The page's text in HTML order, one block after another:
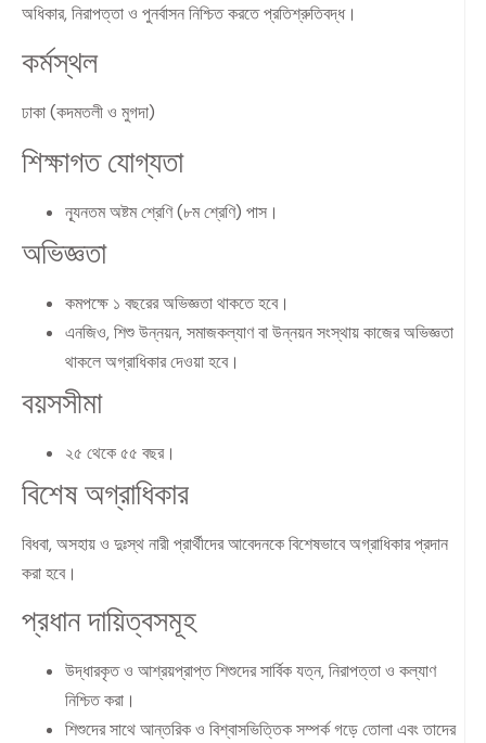
অধিকার, নিরাপত্তা ও পুনর্বাসন নিশ্চিত করতে প্রতিশ্রুতিবদ্ধ।
কর্মস্থল
ঢাকা (কদমতলী ও মুগদা)
শিক্ষাগত যোগ্যতা
ন্যূনতম অষ্টম শ্রেণি (৮ম শ্রেণি) পাস।
অভিজ্ঞতা
কমপক্ষে ১ বছরের অভিজ্ঞতা থাকতে হবে।
এনজিও, শিশু উন্নয়ন, সমাজকল্যাণ বা উন্নয়ন সংস্থায় কাজের অভিজ্ঞতা
থাকলে অগ্রাধিকার দেওয়া হবে।
বয়সসীমা
২৫ থেকে ৫৫ বছর।
বিশেষ অগ্রাধিকার
বিধবা, অসহায় ও দুঃস্থ নারী প্রার্থীদের আবেদনকে বিশেষভাবে অগ্রাধিকার প্রদান
করা হবে।
প্রধান দায়িত্বসমূহ
উদ্ধারকৃত ও আশ্রয়প্রাপ্ত শিশুদের সার্বিক যত্ন, নিরাপত্তা ও কল্যাণ
নিশ্চিত করা।
শিশুদের সাথে আন্তরিক ও বিশ্বাসভিত্তিক সম্পর্ক গড়ে তোলা এবং তাদের